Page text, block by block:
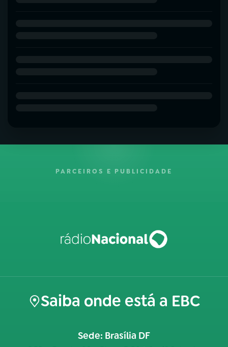
PARCEIROS E PUBLICIDADE
Saiba onde está a EBC
Sede: Brasília DF